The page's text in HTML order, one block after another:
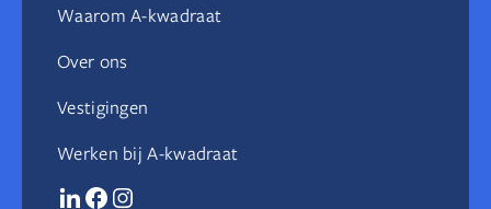
Waarom A-kwadraat
Over ons
Vestigingen
Werken bij A-kwadraat